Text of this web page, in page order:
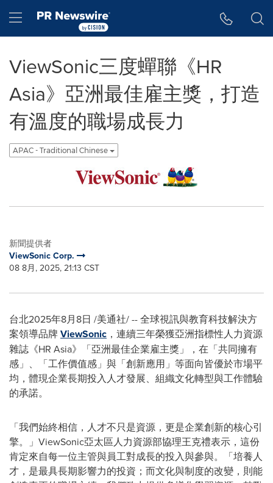
Hamburger menu
ViewSonic三度蟬聯《HR
Asia》亞洲最佳雇主獎，打造
有溫度的職場成長力
APAC - Traditional Chinese
新聞提供者
ViewSonic Corp.
08 8月, 2025, 21:13 CST
台北2025年8月8日 /美通社/ -- 全球視訊與教育科技解決方
案領導品牌ViewSonic ，連續三年榮獲亞洲指標性人力資源
雜誌《HR Asia》「亞洲最佳企業雇主獎」，在「共同擁有
感」、「工作價值感」與「創新應用」等面向皆優於市場平
均，體現企業長期投入人才發展、組織文化轉型與工作體驗
的承諾。
「我們始終相信，人才不只是資源，更是企業創新的核心引
擎。」ViewSonic亞太區人力資源部協理王克禮表示，這份
肯定來自每一位主管與員工對成長的投入與參與。「培養人
才，是最具長期影響力的投資；而文化與制度的改變，則能